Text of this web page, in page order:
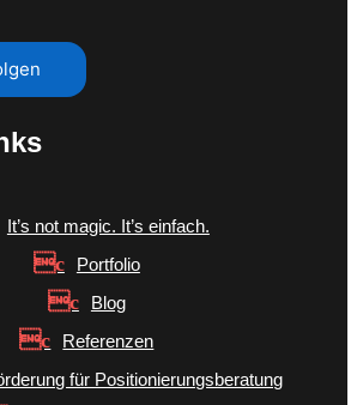
It’s not magic. It’s einfach.
Portfolio
Blog
Referenzen
für Positionierungsberatung